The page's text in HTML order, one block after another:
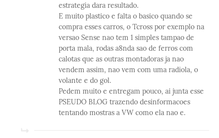
estrategia dara resultado.
E muito plastico e falta o basico quando se
compra esses carros, o Tcross por exemplo na
versao Sense nao tem 1 simples tampao de
porta mala, rodas a8nda sao de ferros com
calotas que as outras montadoras ja nao
vendem assim, nao vem com uma radiola, o
volante e do gol.
Pedem muito e entregam pouco, ai junta esse
PSEUDO BLOG trazendo desinformacoes
tentando mostras a VW como ela nao e.